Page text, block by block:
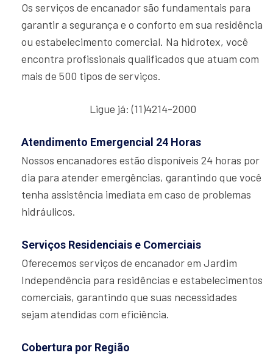
Os serviços de encanador são fundamentais para
garantir a segurança e o conforto em sua residência
ou estabelecimento comercial. Na hidrotex, você
encontra profissionais qualificados que atuam com
mais de 500 tipos de serviços.
Ligue já: (11)4214-2000
Atendimento Emergencial 24 Horas
Nossos encanadores estão disponíveis 24 horas por
dia para atender emergências, garantindo que você
tenha assistência imediata em caso de problemas
hidráulicos.
Serviços Residenciais e Comerciais
Oferecemos serviços de encanador em Jardim
Independência para residências e estabelecimentos
comerciais, garantindo que suas necessidades
sejam atendidas com eficiência.
Cobertura por Região